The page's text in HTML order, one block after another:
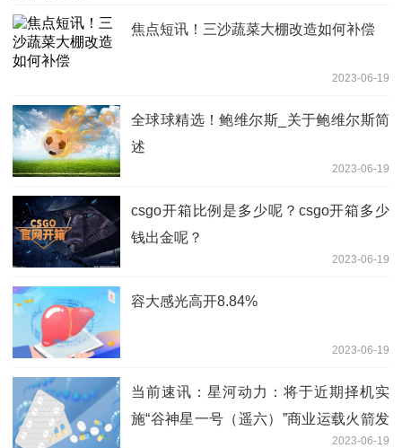
焦点短讯！三沙蔬菜大棚改造如何补偿
2023-06-19
全球球精选！鲍维尔斯_关于鲍维尔斯简
述
2023-06-19
csgo开箱比例是多少呢？csgo开箱多少
钱出金呢？
2023-06-19
容大感光高开8.84%
2023-06-19
当前速讯：星河动力：将于近期择机实
施“谷神星一号（遥六）”商业运载火箭发
2023-06-19